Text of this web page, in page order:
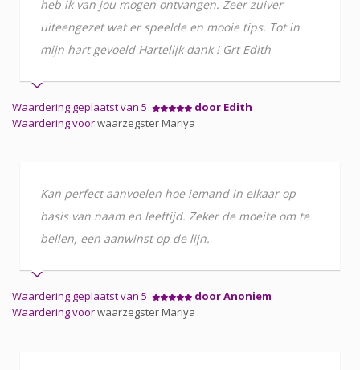
heb ik van jou mogen ontvangen. Zeer zuiver
uiteengezet wat er speelde en mooie tips. Tot in
mijn hart gevoeld Hartelijk dank ! Grt Edith
Waardering geplaatst van 5
door Edith
Waardering voorwaarzegster Mariya
Kan perfect aanvoelen hoe iemand in elkaar op
basis van naam en leeftijd. Zeker de moeite om te
bellen, een aanwinst op de lijn.
Waardering geplaatst van 5
door Anoniem
Waardering voorwaarzegster Mariya